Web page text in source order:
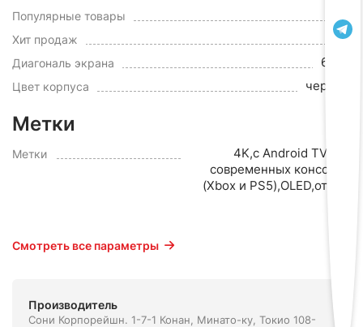
Популярные товары
Хит продаж да
Диагональ экрана 64.5"
Цвет корпуса черный
Метки
Метки
4K,с Android TV,для
современных консолей
(Xbox и PS5),OLED,от 120
Смотреть все параметры
Производитель
Сони Корпорейшн. 1-7-1 Конан, Минато-ку, Токио 108-